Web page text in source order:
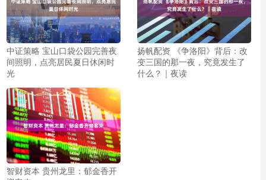
中证策略 宝山口袋公园完善夜
间照明，点亮居民夏日休闲时
光
扬帆配资 《争洛阳》背后：改
变三国的那一夜，究竟发生了
什么？｜夜读
智财资本 贵州龙里：郁金香开